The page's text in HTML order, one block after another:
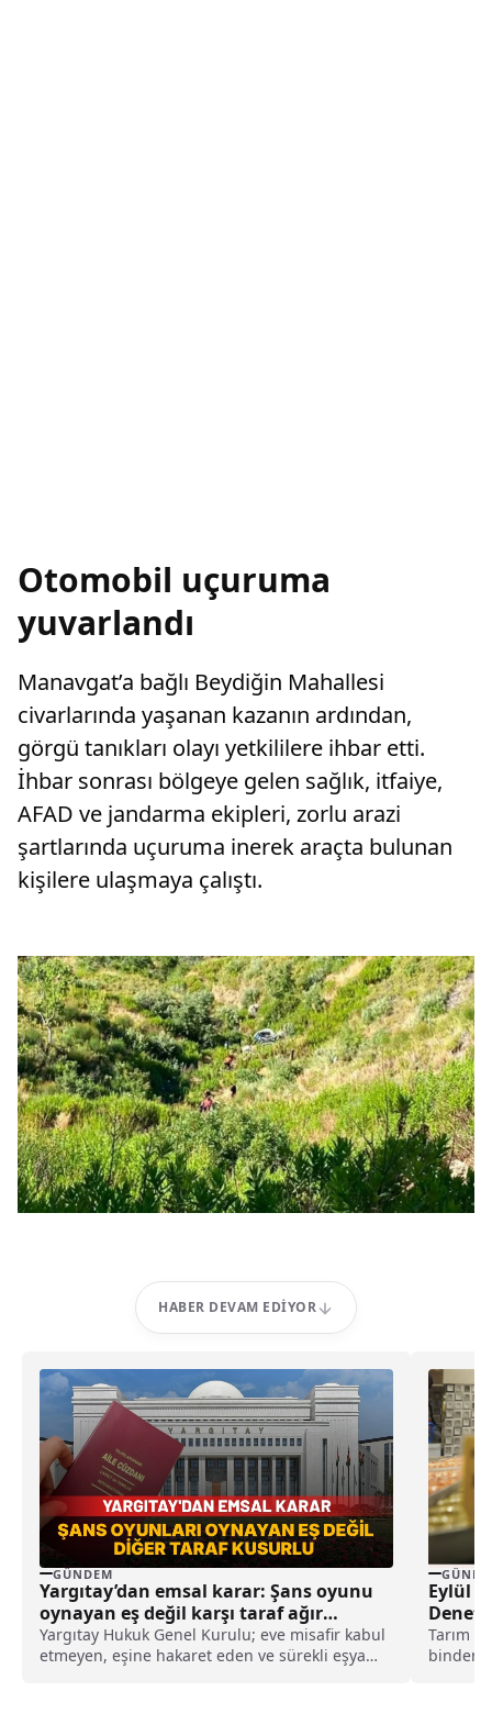
Otomobil uçuruma
yuvarlandı
Manavgat’a bağlı Beydiğin Mahallesi
civarlarında yaşanan kazanın ardından,
görgü tanıkları olayı yetkililere ihbar etti.
İhbar sonrası bölgeye gelen sağlık, itfaiye,
AFAD ve jandarma ekipleri, zorlu arazi
şartlarında uçuruma inerek araçta bulunan
kişilere ulaşmaya çalıştı.
HABER DEVAM EDIYOR
GÜNDEM
Yargıtay’dan emsal karar: Şans oyunu
oynayan eş değil karşı taraf ağır
kusurlu sayıldı
Yargıtay Hukuk Genel Kurulu; eve misafir kabul
etmeyen, eşine hakaret eden ve sürekli eşya
Eylül
Tarım
binden